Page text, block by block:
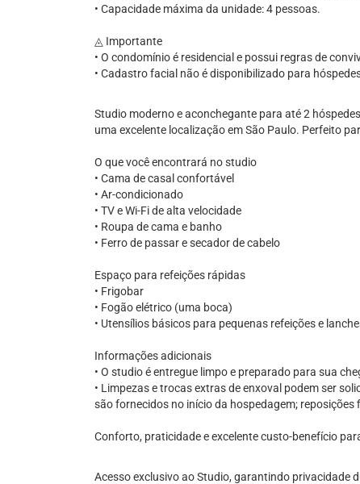
• Capacidade máxima da unidade: 4 pessoas.
◬ Importante
• O condomínio é residencial e possui regras de
• Cadastro facial não é disponibilizado para
Studio moderno e aconchegante para até 2
uma excelente localização em São Paulo. Perfeito
O que você encontrará no studio
• Cama de casal confortável
• Ar-condicionado
• TV e Wi-Fi de alta velocidade
• Roupa de cama e banho
• Ferro de passar e secador de cabelo
Espaço para refeições rápidas
• Frigobar
• Fogão elétrico (uma boca)
• Utensílios básicos para pequenas refeições e
Informações adicionais
• O studio é entregue limpo e preparado para sua
• Limpezas e trocas extras de enxoval podem ser
são fornecidos no início da hospedagem;
Conforto, praticidade e excelente custo-benefício
Acesso exclusivo ao Studio, garantindo privacidade